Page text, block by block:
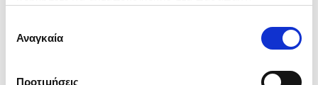
ενδιαφέρουν και να επιλέξετε από τα παρακάτω με την
΄΄και να ενημερωθείτε σχετικά με
συγκατάθεσης
Αναγκαία
Προτιμήσεις